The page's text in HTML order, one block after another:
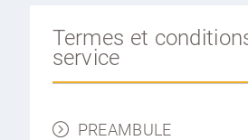
Termes et
service
PREAMBULE